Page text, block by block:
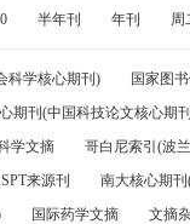
0 半年刊 年刊 周
科学核心期刊) 国家图
期刊(中国科技论文核心期
学文摘 哥白尼索引(波
来源刊 南大核心期
国际药学文摘
文摘